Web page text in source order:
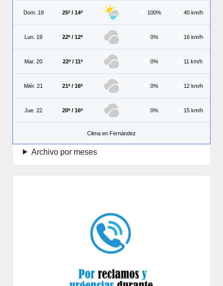
Dom. 18 25º / 14º 100% 40 km/h
Lun. 19 22º / 12º 0% 16 km/h
Mar. 20 22º / 11º 0% 11 km/h
Miér. 21 21º / 16º 0% 12 km/h
Jue. 22 20º / 16º 0% 15 km/h
Clima en Fernández
Archivo por meses